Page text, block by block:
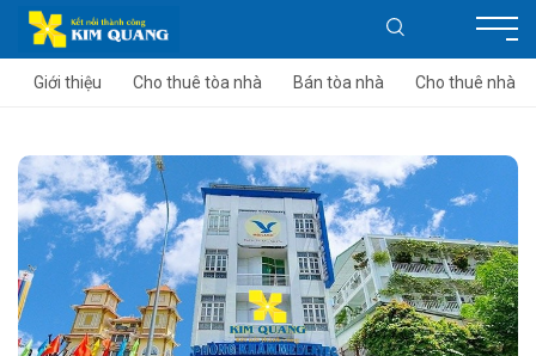
Giới thiệu Cho thuê tòa nhà Bán tòa nhà Cho thuê nhà